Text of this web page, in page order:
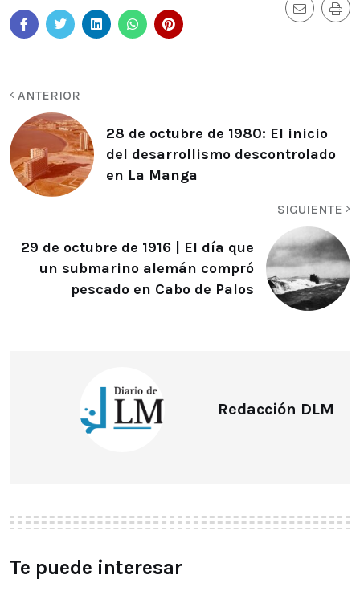
ANTERIOR
28 de octubre de 1980: El inicio
del desarrollismo descontrolado
en La Manga
SIGUIENTE
29 de octubre de 1916 | El día que
un submarino alemán compró
pescado en Cabo de Palos
Redacción DLM
Te puede interesar